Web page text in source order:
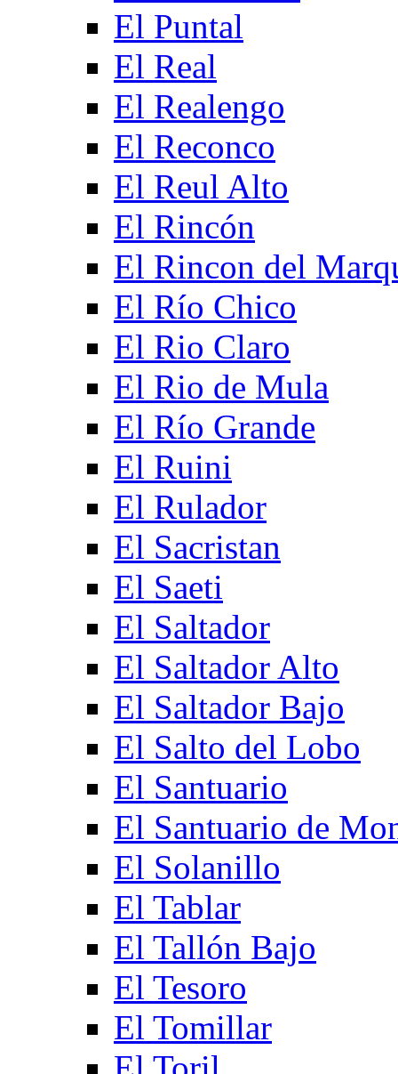
El Puntal
El Real
El Realengo
El Reconco
El Reul Alto
El Rincón
El Rincon del
El Río Chico
El Rio Claro
El Rio de Mula
El Río Grande
El Ruini
El Rulador
El Sacristan
El Saeti
El Saltador
El Saltador Alto
El Saltador Bajo
El Salto del Lobo
El Santuario
El Santuario de
El Solanillo
El Tablar
El Tallón Bajo
El Tesoro
El Tomillar